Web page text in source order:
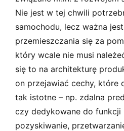
Nie jest w tej chwili
samochodu, lecz ważna
przemieszczania się za
który wcale nie musi
się to na architekturę
on przejawiać cechy, które
tak istotne – np. zdalna
czy dedykowane do funkcji
pozyskiwanie,